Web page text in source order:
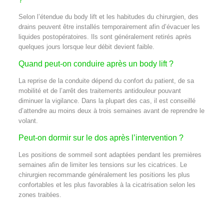
Selon l’étendue du body lift et les habitudes du chirurgien, des
drains peuvent être installés temporairement afin d’évacuer les
liquides postopératoires. Ils sont généralement retirés après
quelques jours lorsque leur débit devient faible.
Quand peut-on conduire après un body lift ?
La reprise de la conduite dépend du confort du patient, de sa
mobilité et de l’arrêt des traitements antidouleur pouvant
diminuer la vigilance. Dans la plupart des cas, il est conseillé
d’attendre au moins deux à trois semaines avant de reprendre le
volant.
Peut-on dormir sur le dos après l’intervention ?
Les positions de sommeil sont adaptées pendant les premières
semaines afin de limiter les tensions sur les cicatrices. Le
chirurgien recommande généralement les positions les plus
confortables et les plus favorables à la cicatrisation selon les
zones traitées.